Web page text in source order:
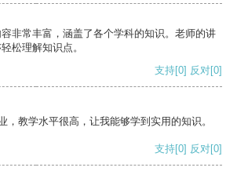
非常丰富，涵盖了各个学科的知识。老师的讲
松理解知识点。
支持[0] 反对[0]
，教学水平很高，让我能够学到实用的知识。
支持[0] 反对[0]